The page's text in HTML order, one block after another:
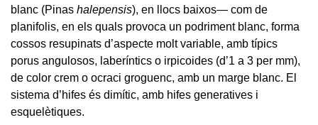
blanc (Pinas halepensis), en llocs baixos— com de
planifolis, en els quals provoca un podriment blanc, forma
cossos resupinats d’aspecte molt variable, amb típics
porus angulosos, laberíntics o irpicoides (d’1 a 3 per mm),
de color crem o ocraci groguenc, amb un marge blanc. El
sistema d’hifes és dimític, amb hifes generatives i
esquelètiques.